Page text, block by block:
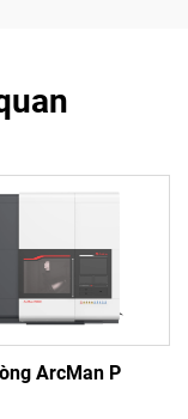
ArcMan P